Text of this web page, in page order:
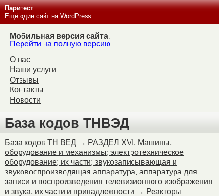
Паритест
Ещё один сайт на WordPress
Мобильная версия сайта.
Перейти на полную версию
О нас
Наши услуги
Отзывы
Контакты
Новости
База кодов ТНВЭД
База кодов ТН ВЕД → РАЗДЕЛ XVI. Машины,
оборудование и механизмы; электротехническое
оборудование; их части; звукозаписывающая и
звуковоспроизводящая аппаратура, аппаратура для
записи и воспроизведения телевизионного изображения
и звука, их части и принадлежности → Реакторы